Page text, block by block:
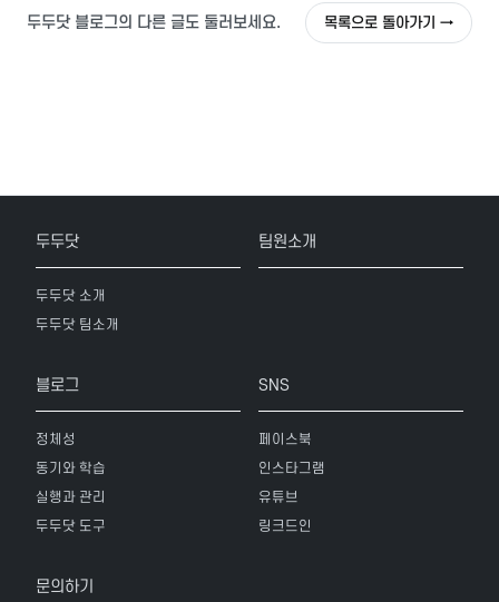
두두닷 블로그의 다른 글도 둘러보세요. 목록으로 돌아가기 →
두두닷
두두닷 소개
두두닷 팀소개
팀원소개
블로그
정체성
동기와 학습
실행과 관리
두두닷 도구
SNS
페이스북
인스타그램
유튜브
링크드인
문의하기